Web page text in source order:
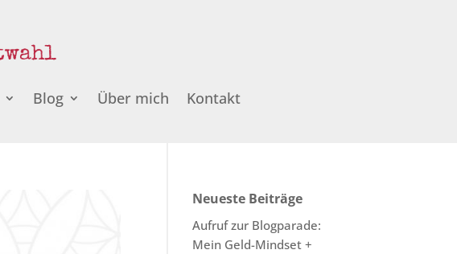
Blog Über mich Kontakt
Neueste Beiträge
Aufruf zur Blogparade:
Mein Geld-Mindset +